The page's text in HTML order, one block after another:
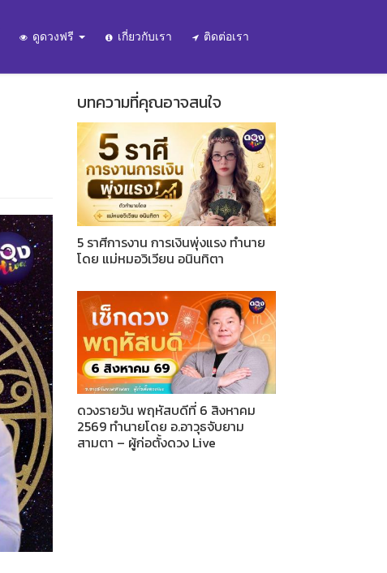
ดูดวงฟรี เกี่ยวกับเรา ติดต่อเรา
บทความที่คุณอาจสนใจ
5 ราศีการงาน การเงินพุ่งแรง ทำนาย
โดย แม่หมอวิเวียน อนินทิตา
ดวงรายวัน พฤหัสบดีที่ 6 สิงหาคม
2569 ทำนายโดย อ.อาวุธจับยาม
สามตา – ผู้ก่อตั้งดวง Live